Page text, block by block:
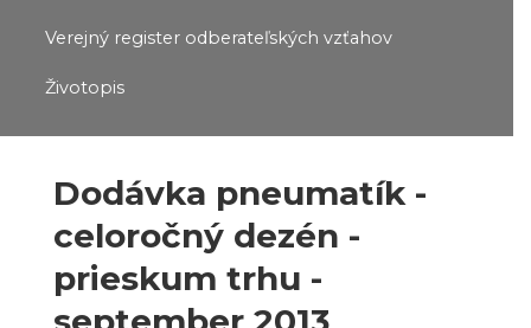
Verejný register odberateľských vzťahov
Životopis
Dodávka pneumatík -
celoročný dezén -
prieskum trhu -